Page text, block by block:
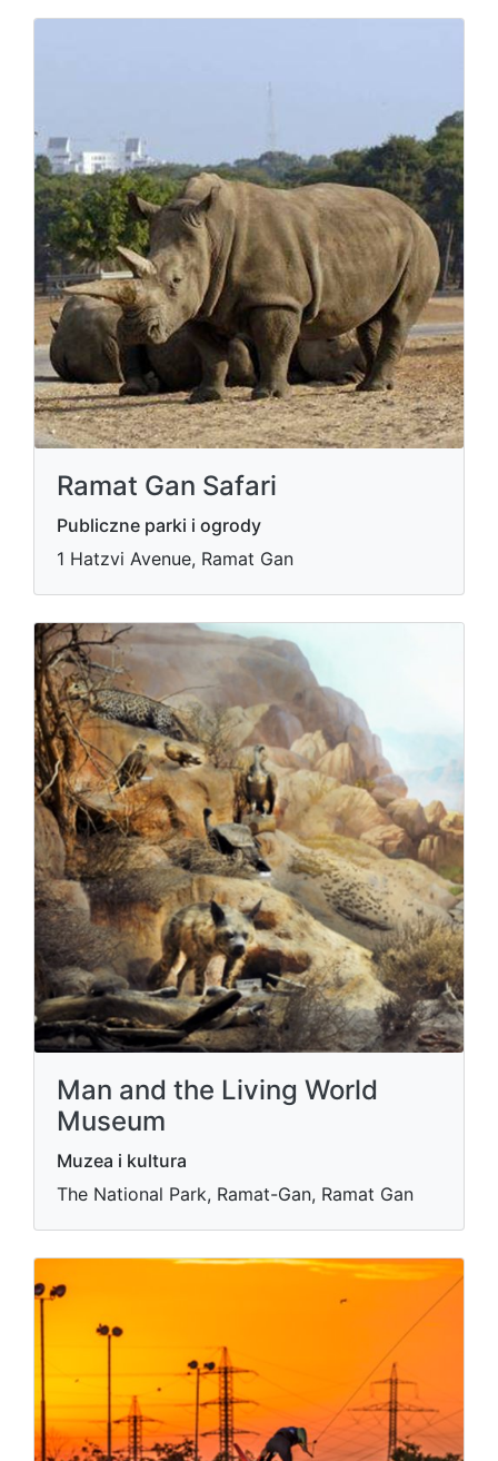
Ramat Gan Safari
Publiczne parki i ogrody
1 Hatzvi Avenue, Ramat Gan
Man and the Living World
Museum
Muzea i kultura
The National Park, Ramat-Gan, Ramat Gan